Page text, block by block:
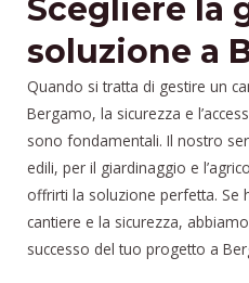
Scegliere la
soluzione a
Quando si tratta di gestire un
Bergamo, la sicurezza e
sono fondamentali. Il nostro
edili, per il giardinaggio e
offrirti la soluzione perfetta. Se
cantiere e la sicurezza,
successo del tuo progetto a